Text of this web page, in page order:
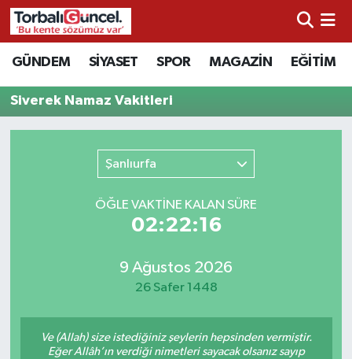
GÜNDEM SİYASET SPOR MAGAZİN EĞİTİM
Siverek Namaz Vakitleri
Şanlıurfa
ÖĞLE VAKTİNE KALAN SÜRE
02:22:16
9 Ağustos 2026
26 Safer 1448
Ve (Allah) size istediğiniz şeylerin hepsinden vermiştir.
Eğer Allâh’ın verdiği nimetleri sayacak olsanız sayıp
İzmir Nöbetçi Eczaneler
İzmir Hava Durumu
İzmir Trafik Yoğunluk Haritası
Süper Lig Puan Durumu ve Fikstür
Tüm Manşetler
Haber Arşivi